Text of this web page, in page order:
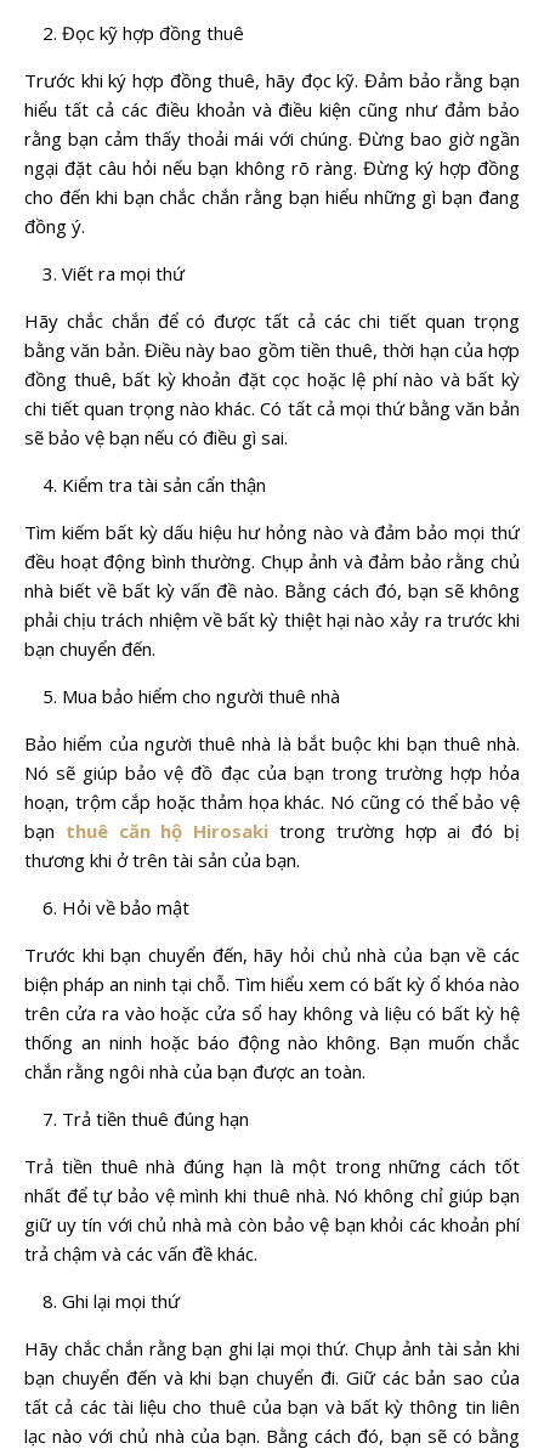
Đọc kỹ hợp đồng thuê
Trước khi ký hợp đồng thuê, hãy đọc kỹ. Đảm bảo rằng bạn
hiểu tất cả các điều khoản và điều kiện cũng như đảm bảo
rằng bạn cảm thấy thoải mái với chúng. Đừng bao giờ ngần
ngại đặt câu hỏi nếu bạn không rõ ràng. Đừng ký hợp đồng
cho đến khi bạn chắc chắn rằng bạn hiểu những gì bạn đang
đồng ý.
Viết ra mọi thứ
Hãy chắc chắn để có được tất cả các chi tiết quan trọng
bằng văn bản. Điều này bao gồm tiền thuê, thời hạn của hợp
đồng thuê, bất kỳ khoản đặt cọc hoặc lệ phí nào và bất kỳ
chi tiết quan trọng nào khác. Có tất cả mọi thứ bằng văn bản
sẽ bảo vệ bạn nếu có điều gì sai.
Kiểm tra tài sản cẩn thận
Tìm kiếm bất kỳ dấu hiệu hư hỏng nào và đảm bảo mọi thứ
đều hoạt động bình thường. Chụp ảnh và đảm bảo rằng chủ
nhà biết về bất kỳ vấn đề nào. Bằng cách đó, bạn sẽ không
phải chịu trách nhiệm về bất kỳ thiệt hại nào xảy ra trước khi
bạn chuyển đến.
Mua bảo hiểm cho người thuê nhà
Bảo hiểm của người thuê nhà là bắt buộc khi bạn thuê nhà.
Nó sẽ giúp bảo vệ đồ đạc của bạn trong trường hợp hỏa
hoạn, trộm cắp hoặc thảm họa khác. Nó cũng có thể bảo vệ
bạn thuê căn hộ Hirosaki trong trường hợp ai đó bị
thương khi ở trên tài sản của bạn.
Hỏi về bảo mật
Trước khi bạn chuyển đến, hãy hỏi chủ nhà của bạn về các
biện pháp an ninh tại chỗ. Tìm hiểu xem có bất kỳ ổ khóa nào
trên cửa ra vào hoặc cửa sổ hay không và liệu có bất kỳ hệ
thống an ninh hoặc báo động nào không. Bạn muốn chắc
chắn rằng ngôi nhà của bạn được an toàn.
Trả tiền thuê đúng hạn
Trả tiền thuê nhà đúng hạn là một trong những cách tốt
nhất để tự bảo vệ mình khi thuê nhà. Nó không chỉ giúp bạn
giữ uy tín với chủ nhà mà còn bảo vệ bạn khỏi các khoản phí
trả chậm và các vấn đề khác.
Ghi lại mọi thứ
Hãy chắc chắn rằng bạn ghi lại mọi thứ. Chụp ảnh tài sản khi
bạn chuyển đến và khi bạn chuyển đi. Giữ các bản sao của
tất cả các tài liệu cho thuê của bạn và bất kỳ thông tin liên
lạc nào với chủ nhà của bạn. Bằng cách đó, bạn sẽ có bằng